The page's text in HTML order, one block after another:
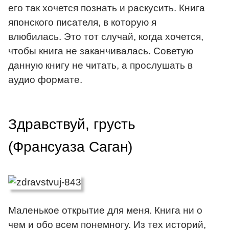
его так хочется познать и раскусить. Книга
японского писателя, в которую я
влюбилась. Это тот случай, когда хочется,
чтобы книга не заканчивалась. Советую
данную книгу не читать, а прослушать в
аудио формате.
Здравствуй, грусть
(Франсуаза Саган)
Маленькое открытие для меня. Книга ни о
чем и обо всем понемногу. Из тех историй,